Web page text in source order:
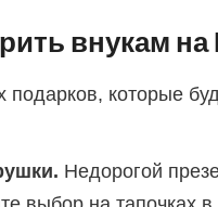
внукам
которые
Недорогой